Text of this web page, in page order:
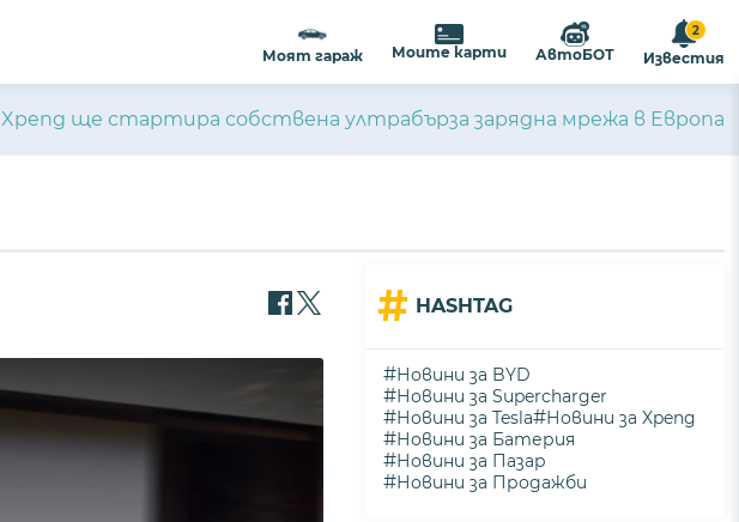
Моят гараж Моите карти АвтоБОТ
2
Известия
Xpeng ще стартира собствена ултрабърза зарядна мрежа в Европа
# HASHTAG
#Новини за BYD
#Новини за Supercharger
#Новини за Tesla#Новини за Xpeng
#Новини за Батерия
#Новини за Пазар
#Новини за Продажби